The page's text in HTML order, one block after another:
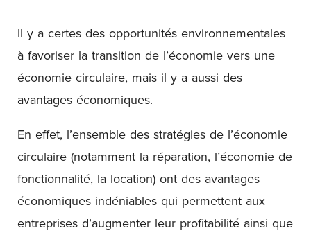
Il y a certes des opportunités environnementales
à favoriser la transition de l’économie vers une
économie circulaire, mais il y a aussi des
avantages économiques.
En effet, l’ensemble des stratégies de l’économie
circulaire (notamment la réparation, l’économie de
fonctionnalité, la location) ont des avantages
économiques indéniables qui permettent aux
entreprises d’augmenter leur profitabilité ainsi que